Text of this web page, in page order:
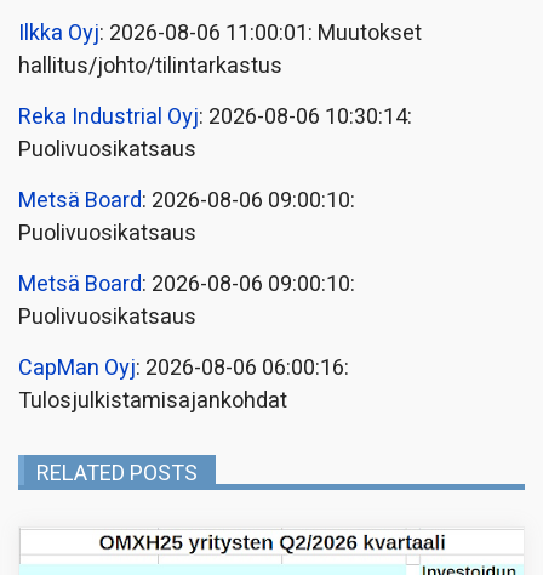
Ilkka Oyj: 2026-08-06 11:00:01: Muutokset
hallitus/johto/tilintarkastus
Reka Industrial Oyj: 2026-08-06 10:30:14:
Puolivuosikatsaus
Metsä Board: 2026-08-06 09:00:10:
Puolivuosikatsaus
Metsä Board: 2026-08-06 09:00:10:
Puolivuosikatsaus
CapMan Oyj: 2026-08-06 06:00:16:
Tulosjulkistamisajankohdat
RELATED POSTS